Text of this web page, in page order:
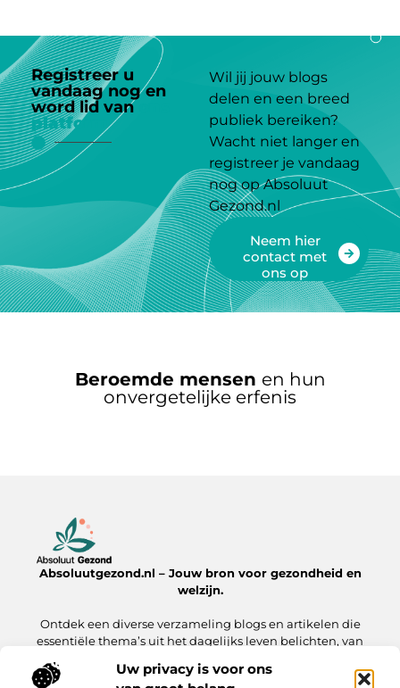
Uw privacy is voor ons
Registreer u
vandaag nog en
word lid van
platform
Wil jij jouw blogs
delen en een breed
publiek bereiken?
Wacht niet langer en
registreer je vandaag
nog op Absoluut
Gezond.nl
Neem hier
contact met
ons op
Beroemde mensen en hun
onvergetelijke erfenis
Absoluutgezond.nl – Jouw bron voor gezondheid en
welzijn.
Ontdek een diverse verzameling blogs en artikelen die
essentiële thema’s uit het dagelijks leven belichten, van